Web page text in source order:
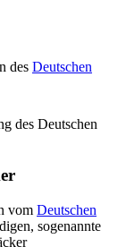
des Deutschen
des Deutschen
vom Deutschen
sogenannte